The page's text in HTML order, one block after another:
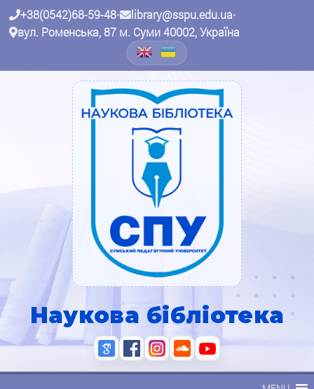
+38(0542)68-59-48• library@sspu.edu.ua•
вул. Роменська, 87 м. Суми 40002, Україна
Наукова бібліотека